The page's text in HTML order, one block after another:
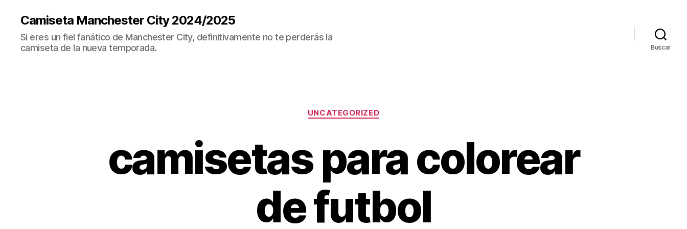
Camiseta Manchester City 2024/2025
Si eres un fiel fanático de Manchester City, definitivamente no te perderás la
camiseta de la nueva temporada.
Buscar
Categorías
UNCATEGORIZED
camisetas para colorear
de futbol